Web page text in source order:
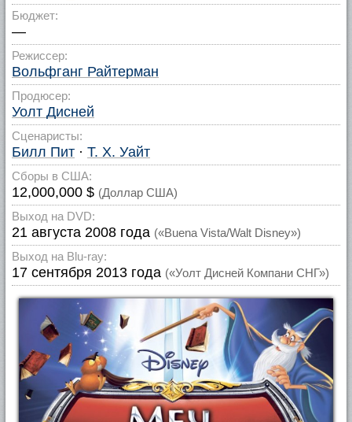
Бюджет:
—
Режиссер:
Вольфганг Райтерман
Продюсер:
Уолт Дисней
Сценаристы:
Билл Пит · Т. Х. Уайт
Сборы в США:
12,000,000 $ (Доллар США)
Выход на DVD:
21 августа 2008 года («Buena Vista/Walt Disney»)
Выход на Blu-ray:
17 сентября 2013 года («Уолт Дисней Компани СНГ»)